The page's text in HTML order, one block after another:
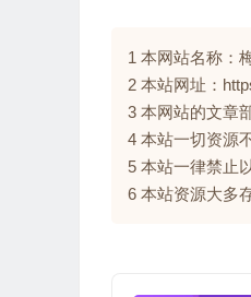
1 本网站名称：
2 本站网址：
3 本网站的文章
4 本站一切资源
5 本站一律禁止
6 本站资源大多